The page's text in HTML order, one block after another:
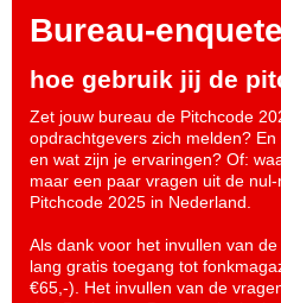
Bureau-
hoe gebruik jij de
Zet jouw bureau de Pitchcode
opdrachtgevers zich melden?
en wat zijn je ervaringen? Of:
maar een paar vragen uit de
Pitchcode 2025 in Nederland.
Als dank voor het invullen van
lang gratis toegang tot
€65,-). Het invullen van de